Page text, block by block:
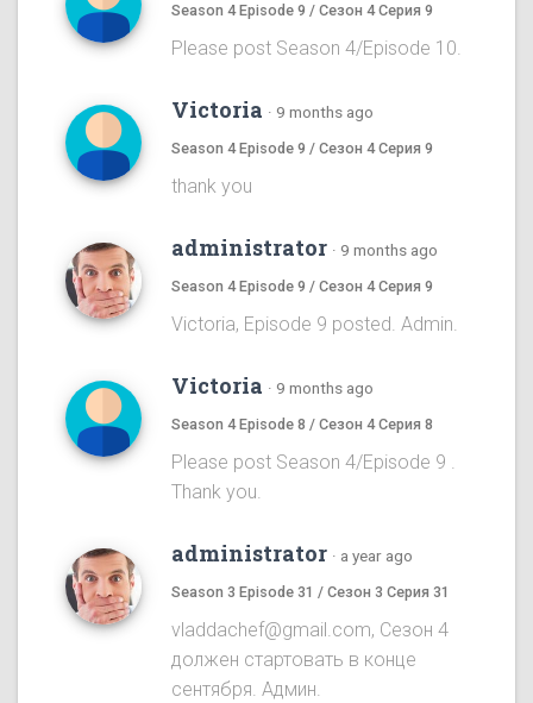
Season 4 Episode 9 / Сезон 4 Серия 9
Please post Season 4/Episode 10.
Victoria · 9 months ago
Season 4 Episode 9 / Сезон 4 Серия 9
thank you
administrator · 9 months ago
Season 4 Episode 9 / Сезон 4 Серия 9
Victoria, Episode 9 posted. Admin.
Victoria · 9 months ago
Season 4 Episode 8 / Сезон 4 Серия 8
Please post Season 4/Episode 9 .
Thank you.
administrator · a year ago
Season 3 Episode 31 / Сезон 3 Серия 31
vladdachef@gmail.com, Сезон 4
должен стартовать в конце
сентября. Админ.